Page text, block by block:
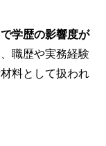
学歴の影響度が
職歴や実務経験
料として扱われ